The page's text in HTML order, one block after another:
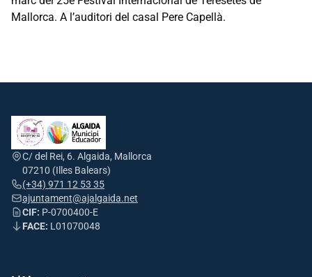
Mallorca. A l’auditori del casal Pere Capellà.
C/ del Rei, 6. Algaida, Mallorca
07210 (Illes Balears)
(+34) 971 12 53 35
ajuntament@ajalgaida.net
CIF: P-0700400-E
FACE: L01070048